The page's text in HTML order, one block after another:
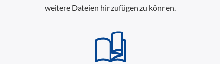
weitere Dateien hinzufügen zu können.